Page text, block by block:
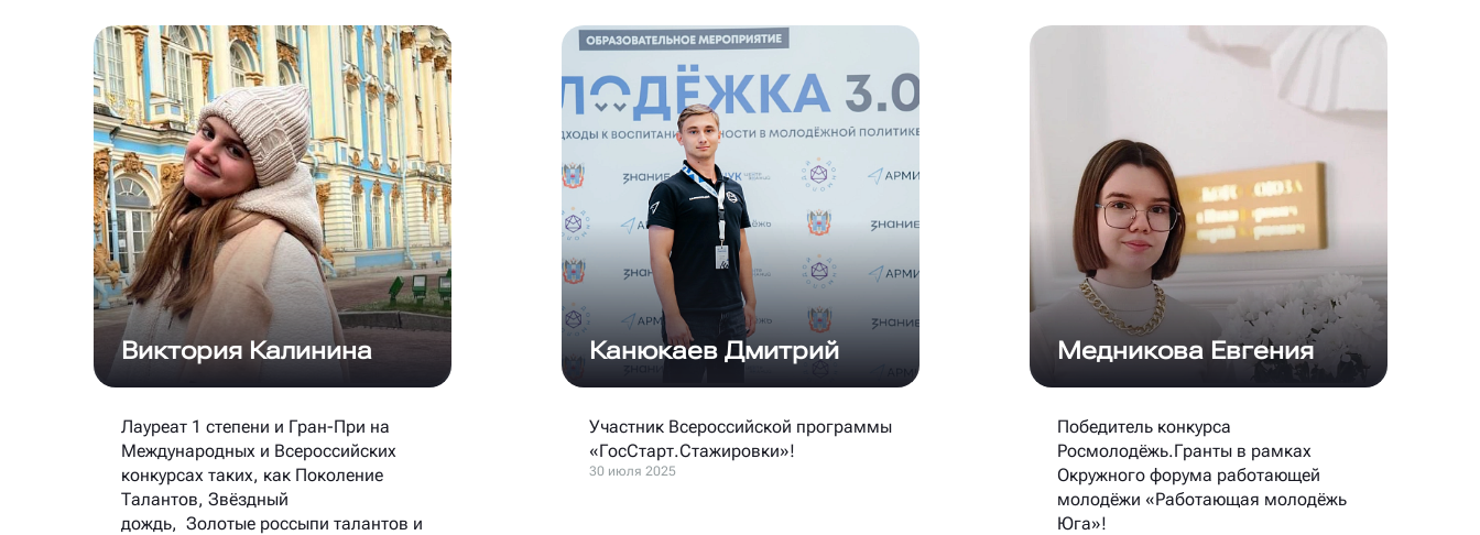
Виктория Калинина
Лауреат 1 степени и Гран-При на
Международных и Всероссийских
конкурсах таких, как Поколение
Талантов, Звёздный
дождь, Золотые россыпи талантов и
Канюкаев Дмитрий
Участник Всероссийской программы
«ГосСтарт.Стажировки»!
30 июля 2025
Медникова Евгения
Победитель конкурса
Росмолодёжь.Гранты в рамках
Окружного форума работающей
молодёжи «Работающая молодёжь
Юга»!